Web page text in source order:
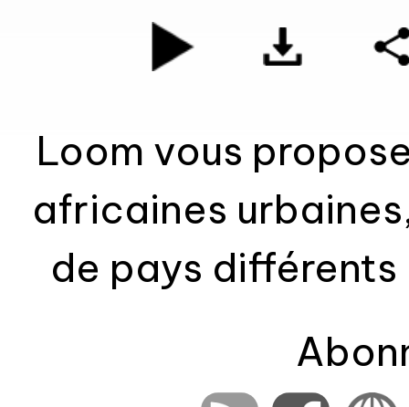
Loom vous
africaines
de pays différents
des chorales
que de